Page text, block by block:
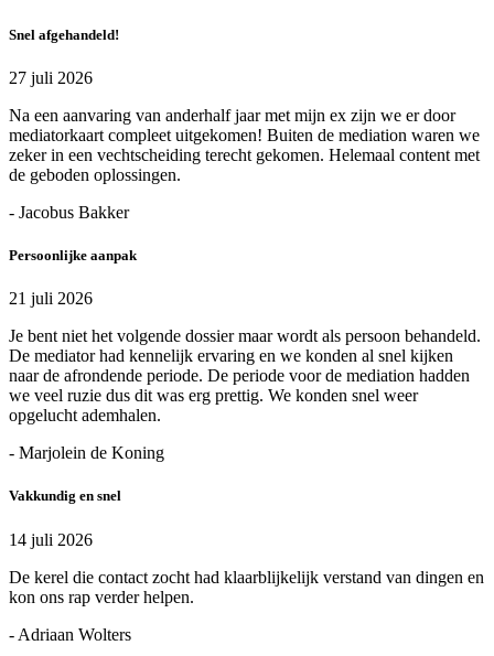
Snel afgehandeld!
27 juli 2026
Na een aanvaring van anderhalf jaar met mijn ex zijn we er door
mediatorkaart compleet uitgekomen! Buiten de mediation waren we
zeker in een vechtscheiding terecht gekomen. Helemaal content met
de geboden oplossingen.
- Jacobus Bakker
Persoonlijke aanpak
21 juli 2026
Je bent niet het volgende dossier maar wordt als persoon behandeld.
De mediator had kennelijk ervaring en we konden al snel kijken
naar de afrondende periode. De periode voor de mediation hadden
we veel ruzie dus dit was erg prettig. We konden snel weer
opgelucht ademhalen.
- Marjolein de Koning
Vakkundig en snel
14 juli 2026
De kerel die contact zocht had klaarblijkelijk verstand van dingen en
kon ons rap verder helpen.
- Adriaan Wolters